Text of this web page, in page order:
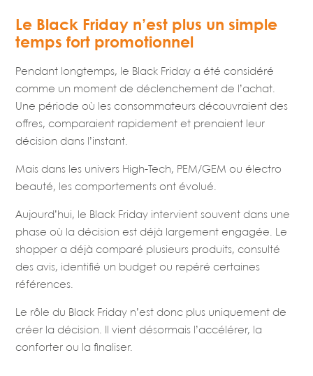
Le Black Friday n’est plus un simple
temps fort promotionnel
Pendant longtemps, le Black Friday a été considéré
comme un moment de déclenchement de l’achat.
Une période où les consommateurs découvraient des
offres, comparaient rapidement et prenaient leur
décision dans l’instant.
Mais dans les univers High-Tech, PEM/GEM ou électro
beauté, les comportements ont évolué.
Aujourd’hui, le Black Friday intervient souvent dans une
phase où la décision est déjà largement engagée. Le
shopper a déjà comparé plusieurs produits, consulté
des avis, identifié un budget ou repéré certaines
références.
Le rôle du Black Friday n’est donc plus uniquement de
créer la décision. Il vient désormais l’accélérer, la
conforter ou la finaliser.